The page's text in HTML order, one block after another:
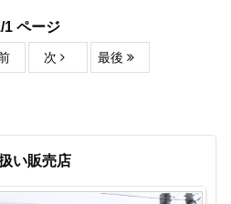
1 ページ
次 最後
い販売店